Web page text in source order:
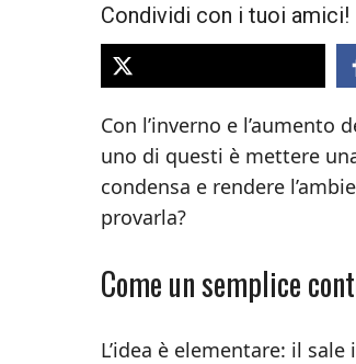
Condividi con i tuoi amici!
Con l’inverno e
uno di questi è mettere
condensa e rendere
provarla?
Come un semplice
L’idea è elementare: il